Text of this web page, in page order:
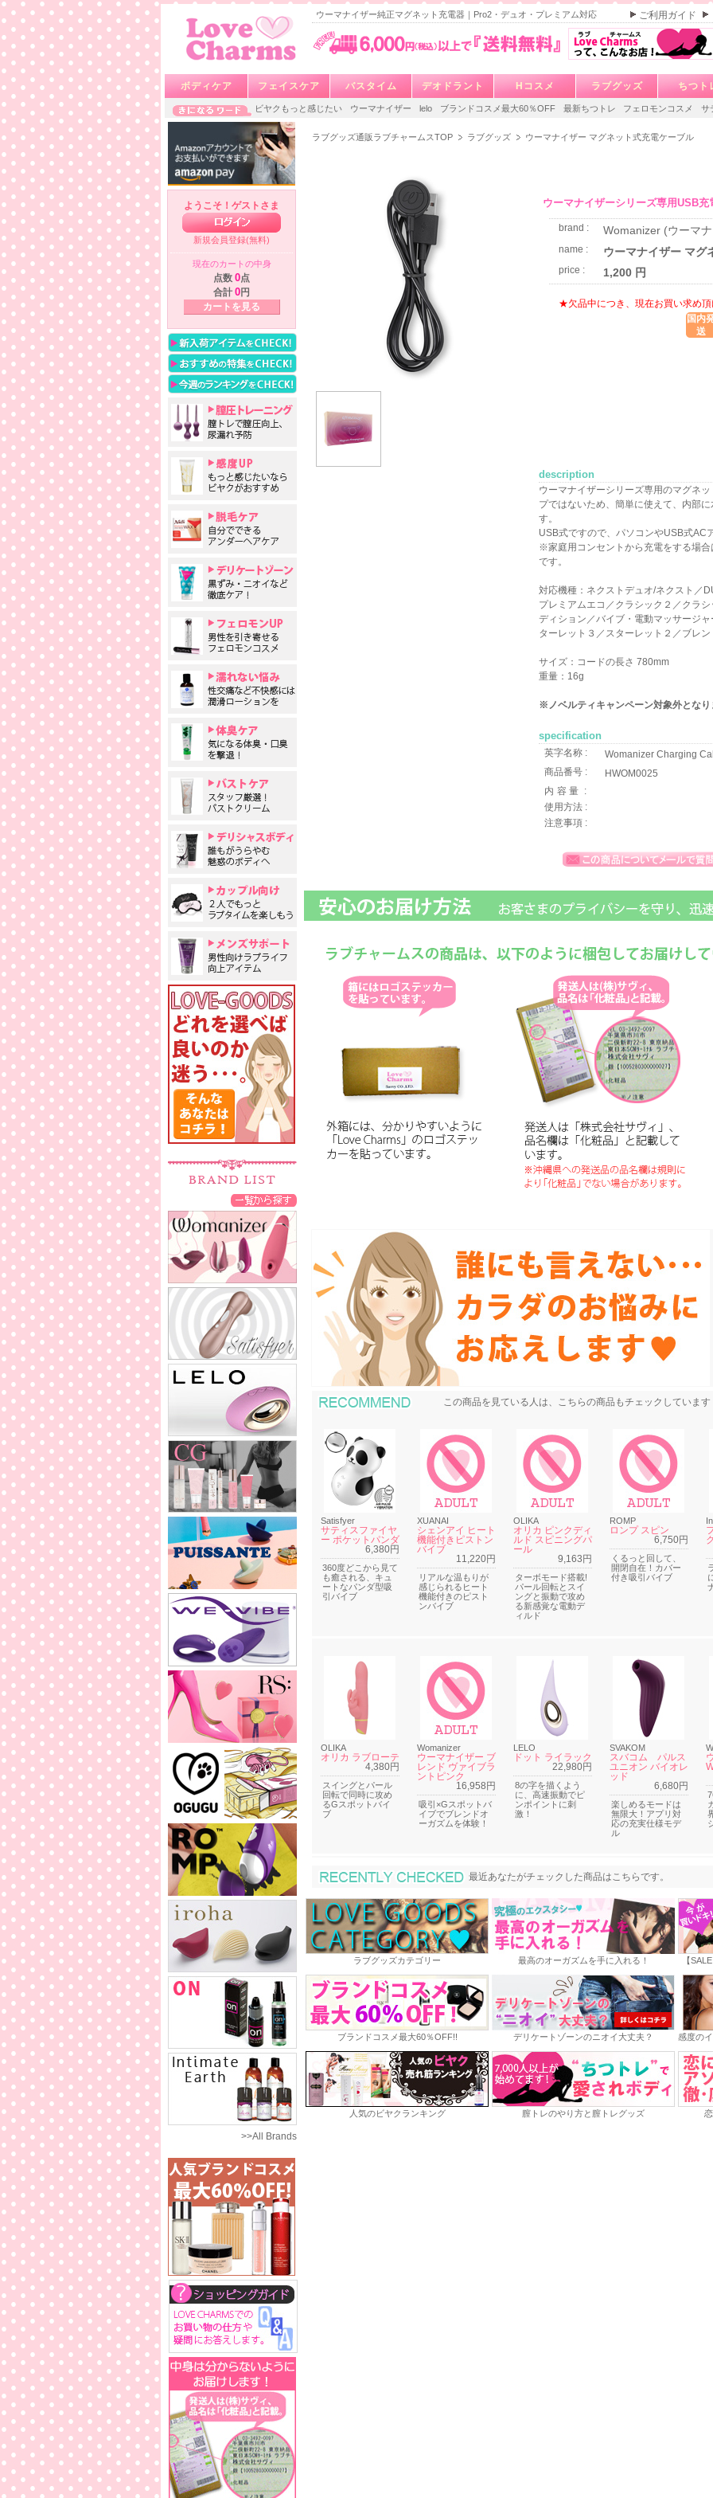
ウーマナイザー純正マグネット充電器｜Pro2・デュオ・プレミアム対応 ご利用ガイド
ボディケア フェイスケア バスタイム デオドラント Hコスメ ラブグッズ ちつト
ビヤクもっと感じたい ウーマナイザー lelo ブランドコスメ最大60％OFF 最新ちつトレ フェロモンコスメ サ
ようこそ！ゲストさま
新規会員登録(無料)
現在のカートの中身
点数 0点
合計 0円
カートを見る
>>All Brands
ラブグッズ通販ラブチャームスTOP ラブグッズ ウーマナイザー マグネット式充電ケーブル
ウーマナイザーシリーズ専用USB充
brand : Womanizer (ウーマ
name : ウーマナイザー マグ
price : 1,200 円
★欠品中につき、現在お買い求め
国内
送
description
ウーマナイザーシリーズ専用のマグネ
プではないため、簡単に使えて、内部
す。
USB式ですので、パソコンやUSB式AC
※家庭用コンセントから充電をする場
です。
対応機種：ネクストデュオ/ネクスト／
プレミアムエコ／クラシック２／クラ
ディション／バイブ・電動マッサージ
ターレット３／スターレット２／ブレ
サイズ：コードの長さ 780mm
重量：16g
※ノベルティキャンペーン対象外となり
specification
英字名称 :
Womanizer Charging
商品番号 :
HWOM0025
内容量 :
使用方法 :
注意事項 :
おすすめ商品
この商品を見ている人は、こちらの商品もチェックしています
Satisfyer
サティスファイヤ
ー ポケットパンダ
6,380円
360度どこから見て
も癒される、キュ
ートなパンダ型吸
引バイブ
XUANAI
シェンアイ ヒート
機能付きピストン
バイブ
11,220円
リアルな温もりが
感じられるヒート
機能付きのピスト
ンバイブ
OLIKA
オリカ ピンクディ
ルド スピニングパ
ール
9,163円
ターボモード搭載!
パール回転とスイ
ングと振動で攻め
る新感覚な電動デ
ィルド
ROMP
ロンプ スピン
6,750円
くるっと回して、
開閉自在！カバー
付き吸引バイブ
OLIKA
オリカ ラブローテ
4,380円
スイングとパール
回転で同時に攻め
るGスポットバイ
ブ
Womanizer
ウーマナイザー ブ
レンド ヴァイブラ
ントピンク
16,958円
吸引×Gスポットバ
イブでブレンドオ
ーガズムを体験！
LELO
ドット ライラック
22,980円
8の字を描くよう
に、高速振動でピ
ンポイントに刺
激！
SVAKOM
スバコム パルス
ユニオン バイオレ
ッド
6,680円
楽しめるモードは
無限大！アプリ対
応の充実仕様モデ
ル
最近あなたがチェックした商品
最近あなたがチェックした商品はこちらです。
ラブグッズカテゴリー 最高のオーガズムを手に入れる！ 【
ブランドコスメ最大60％OFF!! デリケートゾーンのニオイ大丈夫？ 感度の
人気のビヤクランキング 膣トレのやり方と膣トレグッズ